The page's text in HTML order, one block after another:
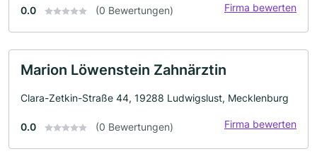
0.0 (0 Bewertungen) Firma bewerten
Marion Löwenstein Zahnärztin
Clara-Zetkin-Straße 44, 19288 Ludwigslust, Mecklenburg
0.0 (0 Bewertungen) Firma bewerten